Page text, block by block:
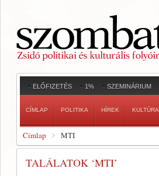
ELŐFIZETÉS 1% SZEMINÁRIUM
CÍMLAP POLITIKA HÍREK KULTÚRA
Címlap MTI
TALÁLATOK ‘MTI’